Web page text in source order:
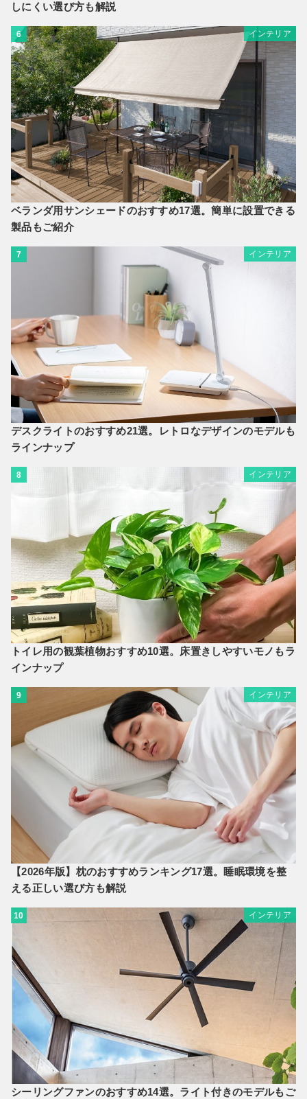
しにくい選び方も解説
6 インテリア
ベランダ用サンシェードのおすすめ17選。簡単に設置できる
製品もご紹介
7 インテリア
デスクライトのおすすめ21選。レトロなデザインのモデルも
ラインナップ
8 インテリア
トイレ用の観葉植物おすすめ10選。床置きしやすいモノもラ
インナップ
9 インテリア
【2026年版】枕のおすすめランキング17選。睡眠環境を整
える正しい選び方も解説
10 インテリア
シーリングファンのおすすめ14選。ライト付きのモデルもご